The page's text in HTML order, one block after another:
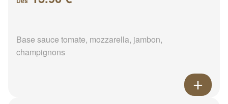
Base sauce tomate, mozzarella, jambon,
champignons